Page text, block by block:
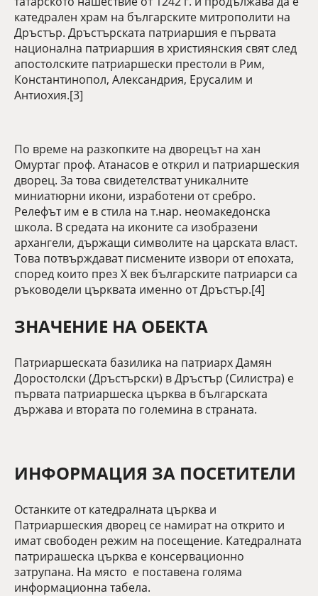
катедрален храм на българските митрополити на
Дръстър. Дръстърската патриаршия е първата
национална патриаршия в християнския свят след
апостолските патриаршески престоли в Рим,
Константинопол, Александрия, Ерусалим и
Антиохия.[3]
По време на разкопките на дворецът на хан
Омуртаг проф. Атанасов е открил и патриаршеския
дворец. За това свидетелстват уникалните
миниатюрни икони, изработени от сребро.
Релефът им е в стила на т.нар. неомакедонска
школа. В средата на иконите са изобразени
архангели, държащи символите на царската власт.
Това потвърждават писмените извори от епохата,
според които през Х век българските патриарси са
ръководели църквата именно от Дръстър.[4]
ЗНАЧЕНИЕ НА ОБЕКТА
Патриаршеската базилика на патриарх Дамян
Доростолски (Дръстърски) в Дръстър (Силистра) е
първата патриаршеска църква в българската
държава и втората по големина в страната.
ИНФОРМАЦИЯ ЗА ПОСЕТИТЕЛИ
Останките от катедралната църква и
Патриаршеския дворец се намират на открито и
имат свободен режим на посещение. Катедралната
патрирашеска църква е консервационно
затрупана. На място е поставена голяма
информационна табела.